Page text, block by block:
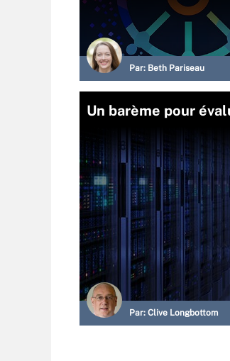
Par: Beth Pariseau
Un barème pour
Par: Clive Longbottom